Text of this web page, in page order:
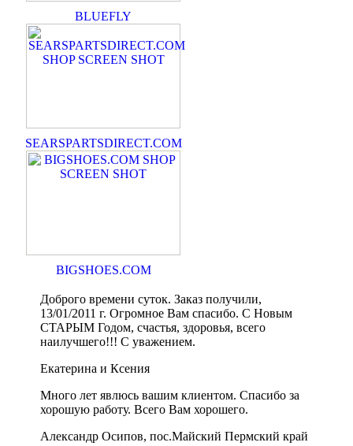
BLUEFLY
SEARSPARTSDIRECT.COM
BIGSHOES.COM
Доброго времени суток. Заказ получили,
13/01/2011 г. Огромное Вам спасибо. С Новым
СТАРЫМ Годом, счастья, здоровья, всего
наилучшего!!! С уважением.
Екатерина и Ксения
Много лет явлюсь вашим клиентом. Спасибо за
хорошую работу. Всего Вам хорошего.
Александр Осипов, пос.Майский Пермский край